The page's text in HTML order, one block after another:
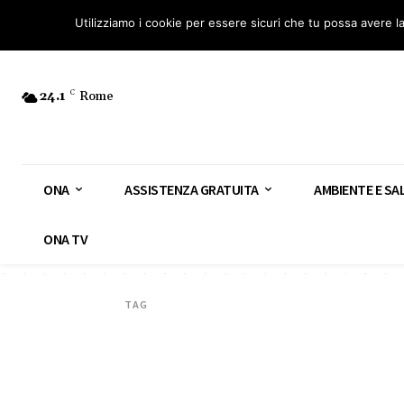
Osservatorio Nazionale Amianto: aderisci Diventa Guardia Nazionale
24.1 C Rome
ONA ASSISTENZA GRATUITA AMBIENTE E
ONA TV
TAG
Utilizziamo i cookie per essere sicuri che tu possa avere